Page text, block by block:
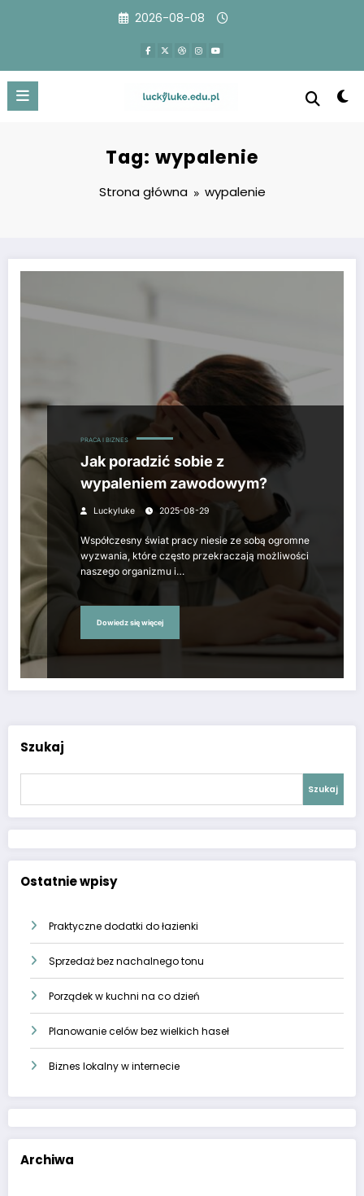
2026-08-08
Tag: wypalenie
Strona główna wypalenie
PRACA I BIZNES
Jak poradzić sobie z
wypaleniem zawodowym?
Luckyluke 2025-08-29
Współczesny świat pracy niesie ze sobą ogromne
wyzwania, które często przekraczają możliwości
naszego organizmu i…
Dowiedz się więcej
Szukaj
Szukaj
Ostatnie wpisy
Praktyczne dodatki do łazienki
Sprzedaż bez nachalnego tonu
Porządek w kuchni na co dzień
Planowanie celów bez wielkich haseł
Biznes lokalny w internecie
Archiwa